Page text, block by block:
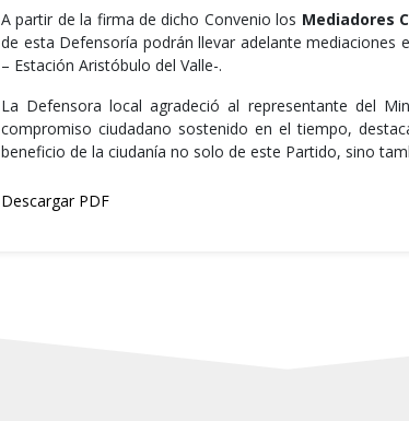
A partir de la firma de dicho Convenio los Mediadores
de esta Defensoría podrán llevar adelante mediaciones
– Estación Aristóbulo del Valle-.
La Defensora local agradeció al representante del
compromiso ciudadano sostenido en el tiempo,
beneficio de la ciudanía no solo de este Partido, sino
Descargar PDF